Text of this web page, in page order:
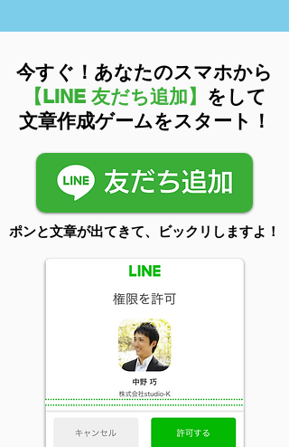
今すぐ！あなたの​スマホから
【LINE友だち追加】 をして
文章作成ゲームをスタート！
ポンと文章が出てきて、ビックリしますよ！